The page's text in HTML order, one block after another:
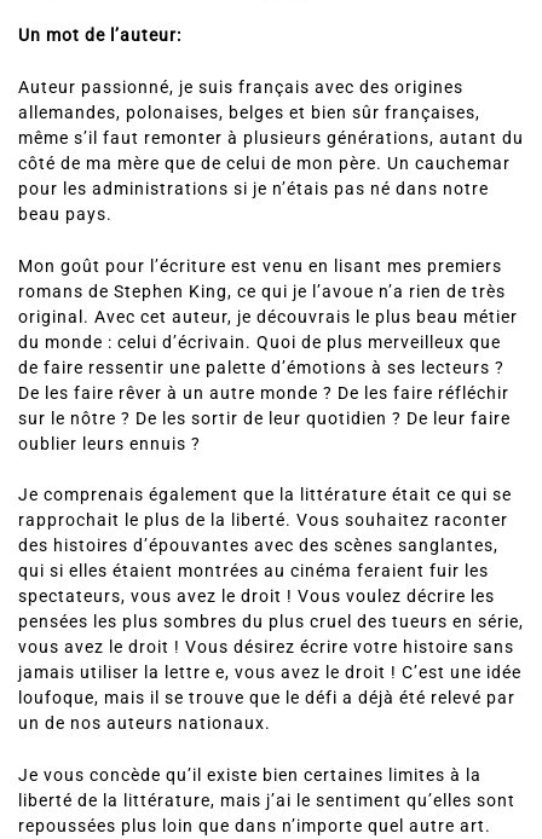
Un mot de l’auteur:
Auteur passionné, je suis français avec des origines
allemandes, polonaises, belges et bien sûr françaises,
même s’il faut remonter à plusieurs générations, autant du
côté de ma mère que de celui de mon père. Un cauchemar
pour les administrations si je n’étais pas né dans notre
beau pays.
Mon goût pour l’écriture est venu en lisant mes premiers
romans de Stephen King, ce qui je l’avoue n’a rien de très
original. Avec cet auteur, je découvrais le plus beau métier
du monde : celui d’écrivain. Quoi de plus merveilleux que
de faire ressentir une palette d’émotions à ses lecteurs ?
De les faire rêver à un autre monde ? De les faire réfléchir
sur le nôtre ? De les sortir de leur quotidien ? De leur faire
oublier leurs ennuis ?
Je comprenais également que la littérature était ce qui se
rapprochait le plus de la liberté. Vous souhaitez raconter
des histoires d’épouvantes avec des scènes sanglantes,
qui si elles étaient montrées au cinéma feraient fuir les
spectateurs, vous avez le droit ! Vous voulez décrire les
pensées les plus sombres du plus cruel des tueurs en série,
vous avez le droit ! Vous désirez écrire votre histoire sans
jamais utiliser la lettre e, vous avez le droit ! C’est une idée
loufoque, mais il se trouve que le défi a déjà été relevé par
un de nos auteurs nationaux.
Je vous concède qu’il existe bien certaines limites à la
liberté de la littérature, mais j’ai le sentiment qu’elles sont
repoussées plus loin que dans n’importe quel autre art.